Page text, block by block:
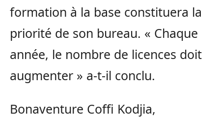
formation à la base constituera la
priorité de son bureau. « Chaque
année, le nombre de licences doit
augmenter » a-t-il conclu.
Bonaventure Coffi Kodjia,